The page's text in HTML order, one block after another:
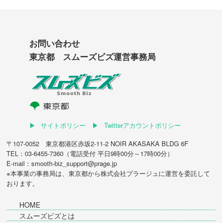
お問い合わせ
東京都 スムーズビズ運営事務局
サイトポリシー
Twitterアカウントポリシー
〒107-0052 東京都港区赤坂2-11-2 NOIR AKASAKA BLDG 6F
TEL：03-6455-7360（電話受付 平日9時00分～17時00分）
E-mail：smooth-biz_support@prage.jp
※本事業の事務局は、東京都から株式会社プラージュに運営を委託して
おります。
HOME
スムーズビズとは